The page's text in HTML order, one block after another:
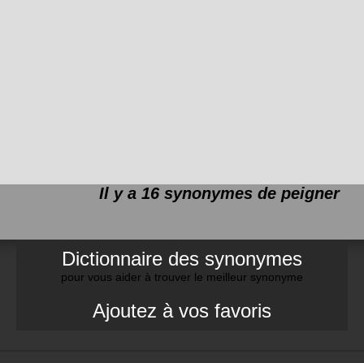
Il y a 16 synonymes de peigner
Dictionnaire des synonymes
pour vous aider à trouver le meilleur synonyme
Ajoutez à vos favoris